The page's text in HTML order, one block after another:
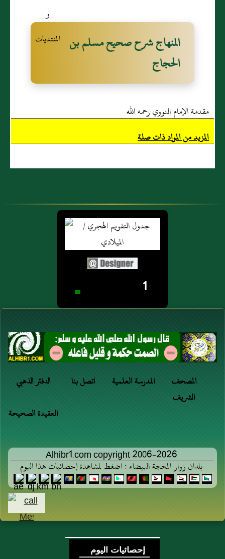
المنهاج شرح صحيح مسلم بن
الحجاج
مقدمة الإمام النووي رحمه الله
المزيد من المواد ذات صلة
1
الدفتر الذهبي اتصل بنا المدرسة العلمية
المصحف
الشريف
العقيدة الصحيحة
Alhibr1.com copyright 2006-2026
بلدان زوار المحجة البيضاء : اضغط لمشاهدة إحصائيات هذا اليوم